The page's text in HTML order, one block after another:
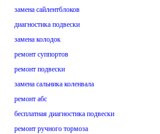
замена сайлентблоков
диагностика подвески
замена колодок
ремонт суппортов
ремонт подвески
замена сальника коленвала
ремонт абс
бесплатная диагностика подвески
ремонт ручного тормоза